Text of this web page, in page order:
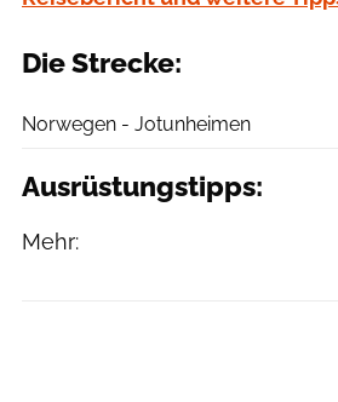
Die Strecke:
Norwegen - Jotunheimen
Ausrüstungstipps:
Mehr: